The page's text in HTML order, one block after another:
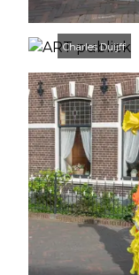
Charles Duijff